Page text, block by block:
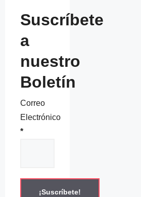
Suscríbete
a
nuestro
Boletín
Correo
Electrónico
*